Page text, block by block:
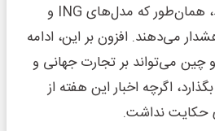
به مازاد عرضه سوق دهد، همان‌طور که مدل‌های ING و
می‌دهند. افزون بر این، ادامه
می‌تواند بر تجارت جهانی و
اگرچه اخبار این هفته از
حکایت نداشت.